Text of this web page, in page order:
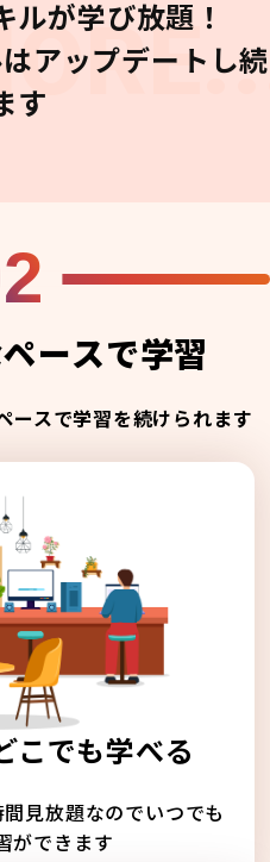
ルが学び放題！
アップデートし続
す
ースで学習
ースで学習を続けられます
こでも学べる
見放題なのでいつでも
ができます